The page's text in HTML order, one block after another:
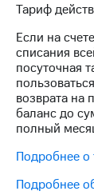
Для дома
и
ТВ
с
ТВ
для
ТВ
Мой
МТС
Тариф
Если на
списания
посуточная
возврата на
баланс до
полный
Подробнее о
Подробнее